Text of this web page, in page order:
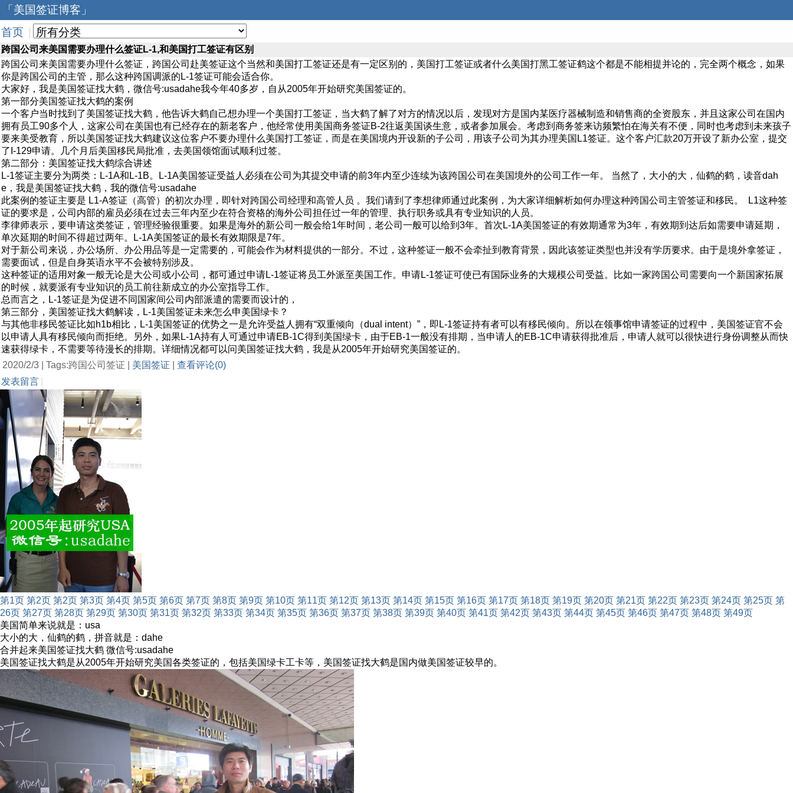
「美国签证博客」
首页
跨国公司来美国需要办理什么签证L-1,和美国打工签证有区别
跨国公司来美国需要办理什么签证，跨国公司赴美签证这个当然和美国打工签证还是有一定区别的，美国打工签证或者什么美国打黑工签证鹤这个都是不能相提并论的，完全两个概念，如果
你是跨国公司的主管，那么这种跨国调派的L-1签证可能会适合你。
大家好，我是美国签证找大鹤，微信号:usadahe我今年40多岁，自从2005年开始研究美国签证的。
第一部分美国签证找大鹤的案例
一个客户当时找到了美国签证找大鹤，他告诉大鹤自己想办理一个美国打工签证，当大鹤了解了对方的情况以后，发现对方是国内某医疗器械制造和销售商的全资股东，并且这家公司在国内
拥有员工90多个人，这家公司在美国也有已经存在的新老客户，他经常使用美国商务签证B-2往返美国谈生意，或者参加展会。考虑到商务签来访频繁怕在海关有不便，同时也考虑到未来孩子
要来美受教育，所以美国签证找大鹤建议这位客户不要办理什么美国打工签证，而是在美国境内开设新的子公司，用该子公司为其办理美国L1签证。这个客户汇款20万开设了新办公室，提交
了I-129申请。几个月后美国移民局批准，去美国领馆面试顺利过签。
第二部分：美国签证找大鹤综合讲述
L-1签证主要分为两类：L-1A和L-1B。L-1A美国签证受益人必须在公司为其提交申请的前3年内至少连续为该跨国公司在美国境外的公司工作一年。 当然了，大小的大，仙鹤的鹤，读音dah
e，我是美国签证找大鹤，我的微信号:usadahe
此案例的签证主要是 L1-A签证（高管）的初次办理，即针对跨国公司经理和高管人员 。我们请到了李想律师通过此案例，为大家详细解析如何办理这种跨国公司主管签证和移民。 L1这种签
证的要求是，公司内部的雇员必须在过去三年内至少在符合资格的海外公司担任过一年的管理、执行职务或具有专业知识的人员。
李律师表示，要申请这类签证，管理经验很重要。如果是海外的新公司一般会给1年时间，老公司一般可以给到3年。首次L-1A美国签证的有效期通常为3年，有效期到达后如需要申请延期，
单次延期的时间不得超过两年。L-1A美国签证的最长有效期限是7年。
对于新公司来说，办公场所、办公用品等是一定需要的，可能会作为材料提供的一部分。不过，这种签证一般不会牵扯到教育背景，因此该签证类型也并没有学历要求。由于是境外拿签证，
需要面试，但是自身英语水平不会被特别涉及。
这种签证的适用对象一般无论是大公司或小公司，都可通过申请L-1签证将员工外派至美国工作。申请L-1签证可使已有国际业务的大规模公司受益。比如一家跨国公司需要向一个新国家拓展
的时候，就要派有专业知识的员工前往新成立的办公室指导工作。
总而言之，L-1签证是为促进不同国家间公司内部派遣的需要而设计的，
第三部分，美国签证找大鹤解读，L-1美国签证未来怎么申美国绿卡？
与其他非移民签证比如h1b相比，L-1美国签证的优势之一是允许受益人拥有“双重倾向（dual intent）”，即L-1签证持有者可以有移民倾向。所以在领事馆申请签证的过程中，美国签证官不会
以申请人具有移民倾向而拒绝。另外，如果L-1A持有人可通过申请EB-1C得到美国绿卡，由于EB-1一般没有排期，当申请人的EB-1C申请获得批准后，申请人就可以很快进行身份调整从而快
速获得绿卡，不需要等待漫长的排期。详细情况都可以问美国签证找大鹤，我是从2005年开始研究美国签证的。
2020/2/3 | Tags:跨国公司签证 | 美国签证
查看评论(0)
发表留言
第1页 第2页 第2页 第3页 第4页 第5页 第6页 第7页 第8页 第9页 第10页 第11页 第12页 第13页 第14页 第15页 第16页 第17页 第18页 第19页 第20页 第21页 第22页 第23页 第24页 第25页 第
26页 第27页 第28页 第29页 第30页 第31页 第32页 第33页 第34页 第35页 第36页 第37页 第38页 第39页 第40页 第41页 第42页 第43页 第44页 第45页 第46页 第47页 第48页 第49页
美国简单来说就是：usa
大小的大，仙鹤的鹤，拼音就是：dahe
合并起来美国签证找大鹤 微信号:usadahe
美国签证找大鹤是从2005年开始研究美国各类签证的，包括美国绿卡工卡等，美国签证找大鹤是国内做美国签证较早的。